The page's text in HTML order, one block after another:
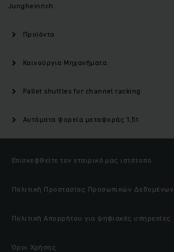
Jungheinrich
Προϊόντα
Καινούργια Μηχανήματα
Pallet shuttles for channel racking
Αυτόματα φορεία μεταφοράς 1,5t
Επισκεφθείτε τον εταιρικό μας ιστότοπο
Πολιτική Προστασίας Προσωπικών Δεδομένων
Πολιτική Απορρήτου για ψηφιακές υπηρεσίες
Όροι Χρήσης